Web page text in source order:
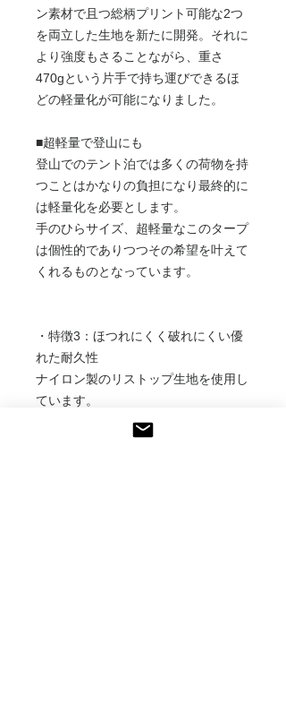
ン素材で且つ総柄プリント可能な2つ
を両立した生地を新たに開発。それに
より強度もさることながら、重さ
470gという片手で持ち運びできるほ
どの軽量化が可能になりました。
■超軽量で登山にも
登山でのテント泊では多くの荷物を持
つことはかなりの負担になり最終的に
は軽量化を必要とします。
手のひらサイズ、超軽量なこのタープ
は個性的でありつつその希望を叶えて
くれるものとなっています。
・特徴3：ほつれにくく破れにくい優
れた耐久性
ナイロン製のリストップ生地を使用し
ています。
*リップストップ生地とは主にコット